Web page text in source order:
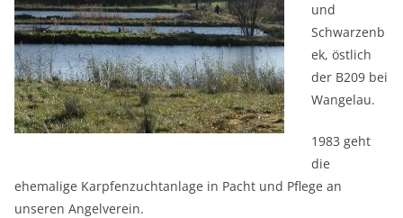
und
Schwarzenb
ek, östlich
der B209 bei
Wangelau.
1983 geht
die
ehemalige Karpfenzuchtanlage in Pacht und Pflege an
unseren Angelverein.